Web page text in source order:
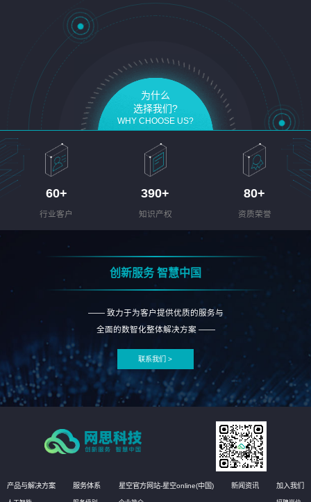
为什么
选择我们?
WHY CHOOSE US?
60+
行业客户
390+
知识产权
80+
资质荣誉
创新服务 智慧中国
—— 致力于为客户提供优质的服务与
全面的数智化整体解决方案 ——
联系我们 >
产品与解决方案 服务体系 星空官方网站-星空online(中国) 新闻资讯 加入我们